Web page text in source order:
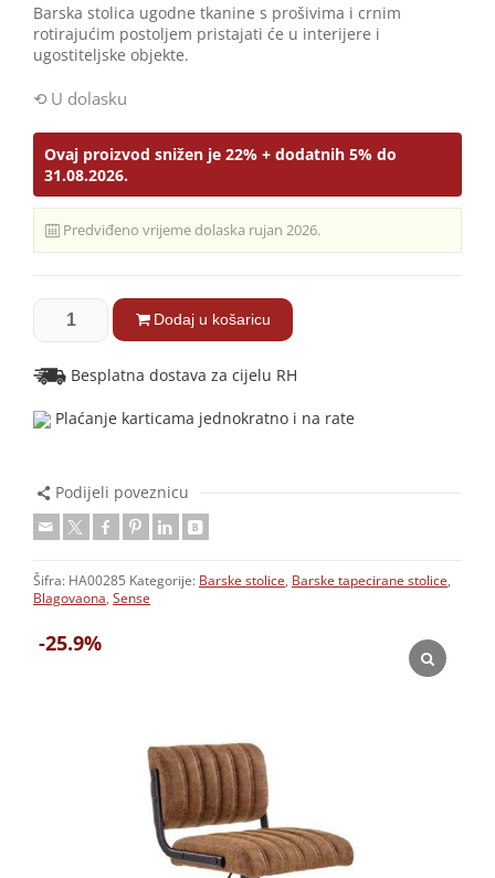
-25.9%
Barska stolica ugodne tkanine s prošivima i crnim
rotirajućim postoljem pristajati će u interijere i
ugostiteljske objekte.
U dolasku
Ovaj proizvod snižen je 22% + dodatnih 5% do
31.08.2026.
Predviđeno vrijeme dolaska rujan 2026.
Dodaj u košaricu
Besplatna dostava za cijelu RH
Plaćanje karticama jednokratno i na rate
Podijeli poveznicu
Šifra: HA00285 Kategorije: Barske stolice, Barske tapecirane stolice,
Blagovaona, Sense